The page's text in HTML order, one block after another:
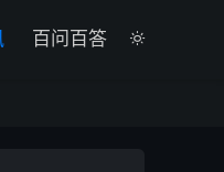

百问百答